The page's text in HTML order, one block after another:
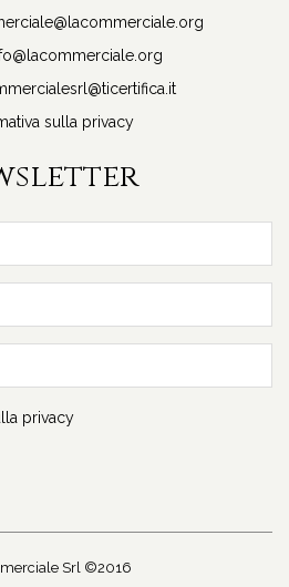
sulla privacy
privacy
Srl ©2016